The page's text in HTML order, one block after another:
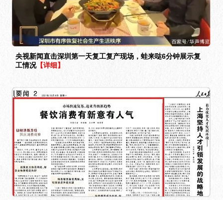
央视新闻直击深圳第一天复工复产现场，蛙来哒6分钟展示复
工情况【详细】